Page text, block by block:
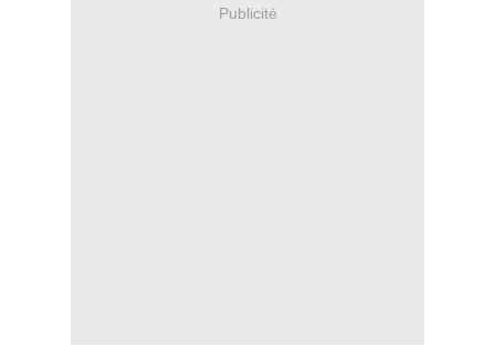
Publicité